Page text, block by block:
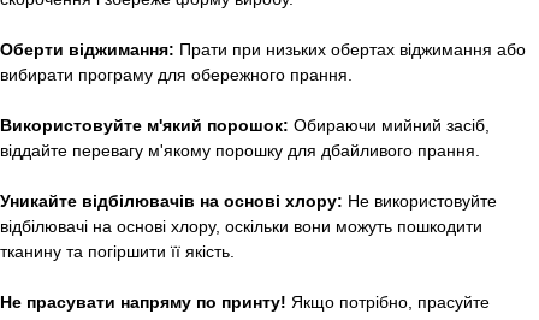
Оберти віджимання: Прати при низьких обертах віджимання або
вибирати програму для обережного прання.
Використовуйте м'який порошок: Обираючи мийний засіб,
віддайте перевагу м'якому порошку для дбайливого прання.
Уникайте відбілювачів на основі хлору: Не використовуйте
відбілювачі на основі хлору, оскільки вони можуть пошкодити
тканину та погіршити її якість.
Не прасувати напряму по принту! Якщо потрібно, прасуйте